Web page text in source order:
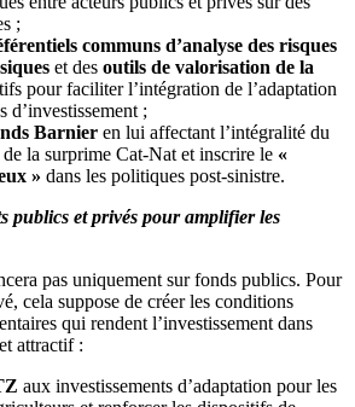
;
communs d’analyse des risques
et des outils de valorisation de la
pour faciliter l’intégration de l’adaptation
d’investissement ;
Barnier en lui affectant l’intégralité du
la surprime Cat-Nat et inscrire le «
» dans les politiques post-sinistre.
publics et privés pour amplifier les
pas uniquement sur fonds publics. Pour
cela suppose de créer les conditions
qui rendent l’investissement dans
attractif :
aux investissements d’adaptation pour les